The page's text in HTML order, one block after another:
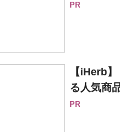
PR
【iHerb
る人気商
PR